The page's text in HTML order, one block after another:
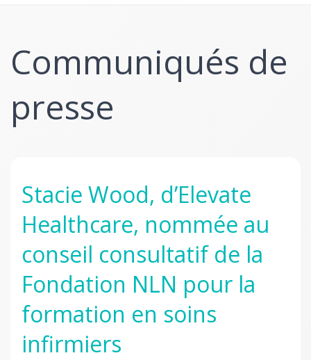
Communiqués de
presse
Stacie Wood, d’Elevate
Healthcare, nommée au
conseil consultatif de la
Fondation NLN pour la
formation en soins
infirmiers